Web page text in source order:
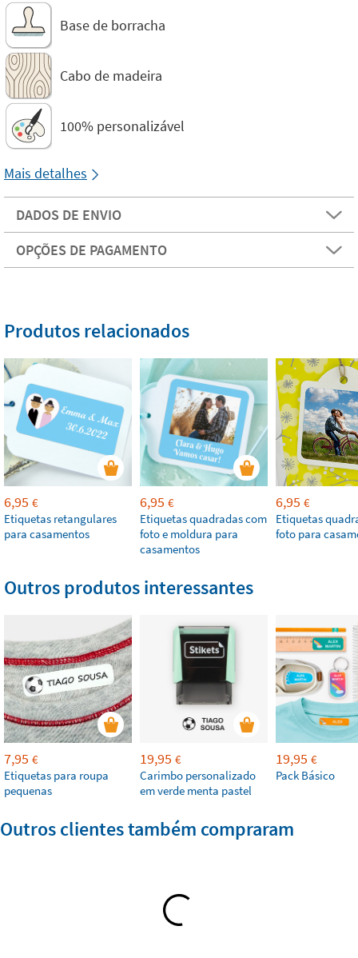
Base de borracha
Cabo de madeira
100% personalizável
Mais detalhes
DADOS DE ENVIO
OPÇÕES DE PAGAMENTO
Produtos relacionados
6,95 €
Etiquetas retangulares
para casamentos
6,95 €
Etiquetas quadradas com
foto e moldura para
casamentos
6,95 €
Etiquetas
foto para
Outros produtos interessantes
7,95 €
Etiquetas para roupa
pequenas
19,95 €
Carimbo personalizado
em verde menta pastel
19,95 €
Pack Básico
Outros clientes também compraram